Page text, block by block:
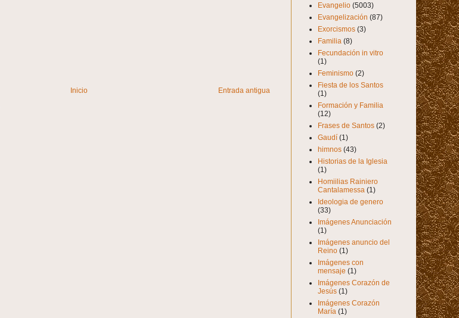
Entrada antigua
Inicio
Evangelio (5003)
Evangelización (87)
Exorcismos (3)
Familia (8)
Fecundación in vitro
(1)
Feminismo (2)
Fiesta de los Santos
(1)
Formación y Familia
(12)
Frases de Santos (2)
Gaudí (1)
himnos (43)
Historias de la Iglesia
(1)
Homiilias Rainiero
Cantalamessa (1)
Ideologia de genero
(33)
Imágenes Anunciación
(1)
Imágenes anuncio del
Reino (1)
Imágenes con
mensaje (1)
Imágenes Corazón de
Jesús (1)
Imágenes Corazón
María (1)